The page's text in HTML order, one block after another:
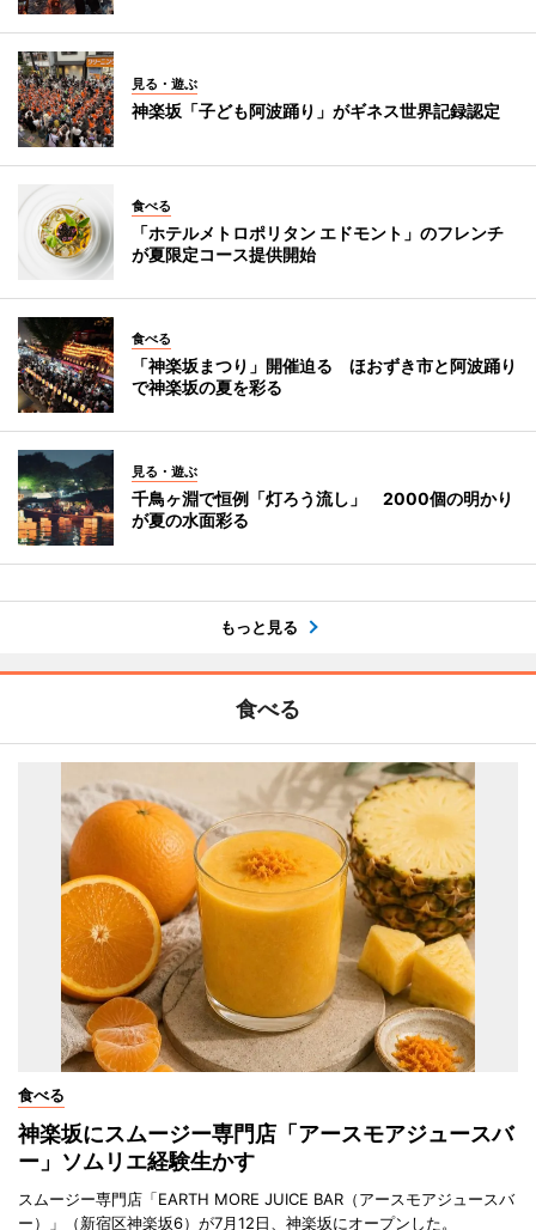
見る・遊ぶ
神楽坂「子ども阿波踊り」がギネス世界記録認定
食べる
「ホテルメトロポリタン エドモント」のフレンチ
が夏限定コース提供開始
食べる
「神楽坂まつり」開催迫る ほおずき市と阿波踊り
で神楽坂の夏を彩る
見る・遊ぶ
千鳥ヶ淵で恒例「灯ろう流し」 2000個の明かり
が夏の水面彩る
もっと見る
食べる
食べる
神楽坂にスムージー専門店「アースモアジュースバ
ー」ソムリエ経験生かす
スムージー専門店「EARTH MORE JUICE BAR（アースモアジュースバ
ー）」（新宿区神楽坂6）が7月12日、神楽坂にオープンした。